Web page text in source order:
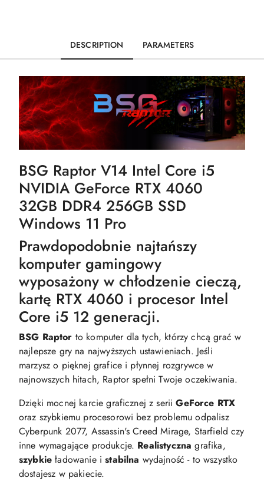
DESCRIPTION PARAMETERS
BSG Raptor V14 Intel Core i5
NVIDIA GeForce RTX 4060
32GB DDR4 256GB SSD
Windows 11 Pro
Prawdopodobnie najtańszy
komputer gamingowy
wyposażony w chłodzenie cieczą,
kartę RTX 4060 i procesor Intel
Core i5 12 generacji.
BSG Raptor to komputer dla tych, którzy chcą grać w
najlepsze gry na najwyższych ustawieniach. Jeśli
marzysz o pięknej grafice i płynnej rozgrywce w
najnowszych hitach, Raptor spełni Twoje oczekiwania.
Dzięki mocnej karcie graficznej z seriiGeForce RTX
oraz szybkiemu procesorowi bez problemu odpalisz
Cyberpunk 2077, Assassin's Creed Mirage, Starfield czy
inne wymagające produkcje. Realistyczna grafika,
szybkie ładowanie istabilna wydajność - to wszystko
dostajesz w pakiecie.